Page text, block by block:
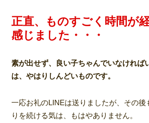
正直、ものすごく時間が
感じました・・・
素が出せず、良い子ちゃんでいなければ
は、やはりしんどいものです。
一応お礼のLINEは送りましたが、その後
りを続ける気は、もはやありません。